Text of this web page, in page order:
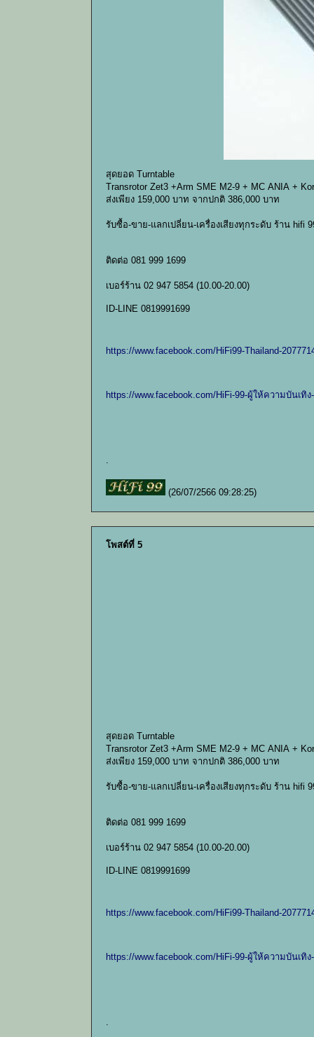
สุดยอด Turntable
Transrotor Zet3 +Arm SME M2-9 + MC ANIA +
ส่งเพียง 159,000 บาท จากปกติ 386,000 บาท
รับซื้อ-ขาย-แลกเปลี่ยน-เครื่องเสียงทุกระดับ ร้าน
ติดต่อ 081 999 1699
เบอร์ร้าน 02 947 5854 (10.00-20.00)
ID-LINE 0819991699
https://www.facebook.com/HiFi99-Thailand-
https://www.facebook.com/HiFi-99-ผู้ให้ความบันเทิง
.
(26/07/2566 09:28:25)
โพสต์ที่ 5
สุดยอด Turntable
Transrotor Zet3 +Arm SME M2-9 + MC ANIA +
ส่งเพียง 159,000 บาท จากปกติ 386,000 บาท
รับซื้อ-ขาย-แลกเปลี่ยน-เครื่องเสียงทุกระดับ ร้าน
ติดต่อ 081 999 1699
เบอร์ร้าน 02 947 5854 (10.00-20.00)
ID-LINE 0819991699
https://www.facebook.com/HiFi99-Thailand-
https://www.facebook.com/HiFi-99-ผู้ให้ความบันเทิง
.